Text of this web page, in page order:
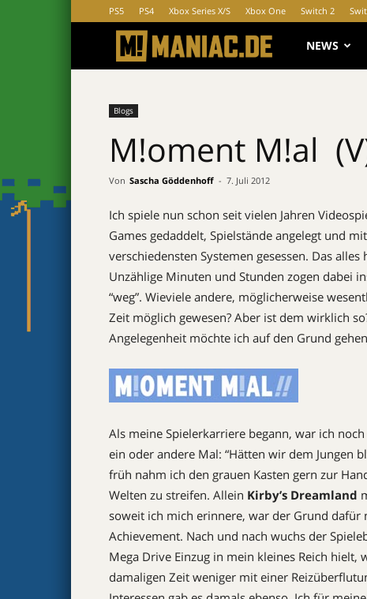
PS5 PS4 Xbox Series X/S Xbox One Switch 2
MANIAC.de
NEWS
Blogs
M!oment M!al 
Von Sascha Göddenhoff - 7. Juli 2012
Ich spiele nun schon seit vielen Jahren
Games gedaddelt, Spielstände angelegt und
verschiedensten Systemen gesessen. Das
Unzählige Minuten und Stunden zogen dabei
“weg”. Wieviele andere, möglicherweise
Zeit möglich gewesen? Aber ist dem wirklich
Angelegenheit möchte ich auf den Grund
Als meine Spielerkarriere begann, war ich
ein oder andere Mal: “Hätten wir dem Jungen
früh nahm ich den grauen Kasten gern zur
Welten zu streifen. Allein Kirby’s Dreamland
soweit ich mich erinnere, war der Grund dafür
Achievement. Nach und nach wuchs der
Mega Drive Einzug in mein kleines Reich
damaligen Zeit weniger mit einer